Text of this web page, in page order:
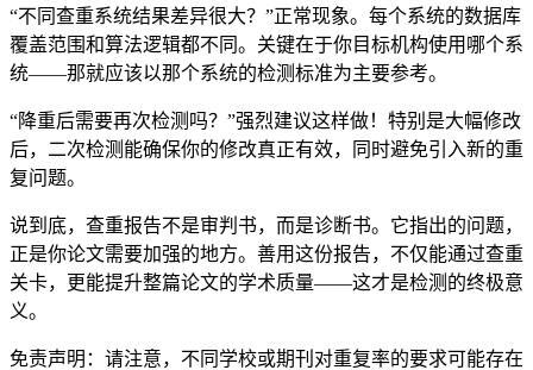
“不同查重系统结果差异很大？”正常现象。每个系统的数据库
覆盖范围和算法逻辑都不同。关键在于你目标机构使用哪个系
统——那就应该以那个系统的检测标准为主要参考。
“降重后需要再次检测吗？”强烈建议这样做！特别是大幅修改
后，二次检测能确保你的修改真正有效，同时避免引入新的重
复问题。
说到底，查重报告不是审判书，而是诊断书。它指出的问题，
正是你论文需要加强的地方。善用这份报告，不仅能通过查重
关卡，更能提升整篇论文的学术质量——这才是检测的终极意
义。
免责声明：请注意，不同学校或期刊对重复率的要求可能存在